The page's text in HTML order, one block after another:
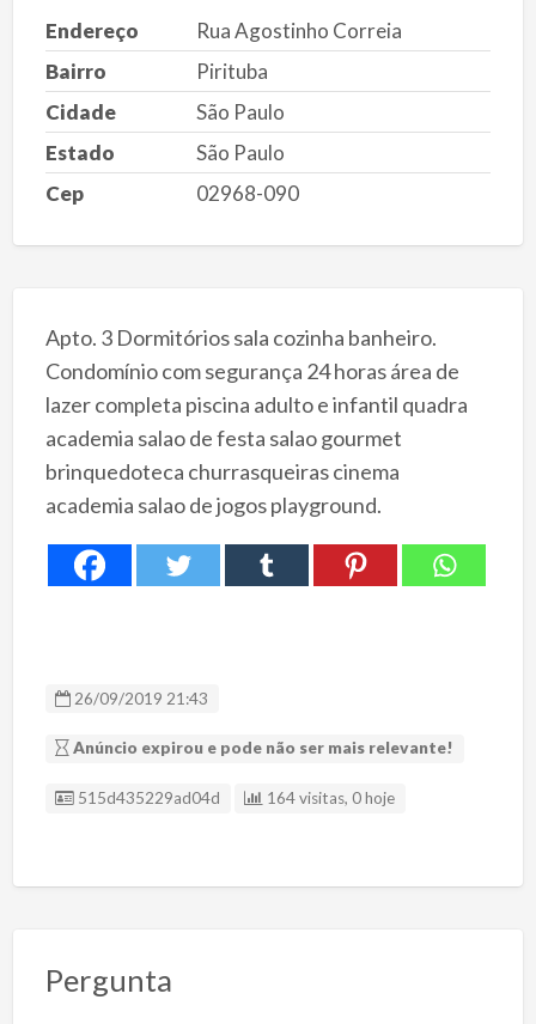
Endereço
Rua Agostinho Correia
Bairro
Pirituba
Cidade
São Paulo
Estado
São Paulo
Cep
02968-090
Apto. 3 Dormitórios sala cozinha banheiro.
Condomínio com segurança 24 horas área de
lazer completa piscina adulto e infantil quadra
academia salao de festa salao gourmet
brinquedoteca churrasqueiras cinema
academia salao de jogos playground.
26/09/2019 21:43
Anúncio expirou e pode não ser mais relevante!
ID Anúncio
515d435229ad04d 164 visitas, 0 hoje
Pergunta